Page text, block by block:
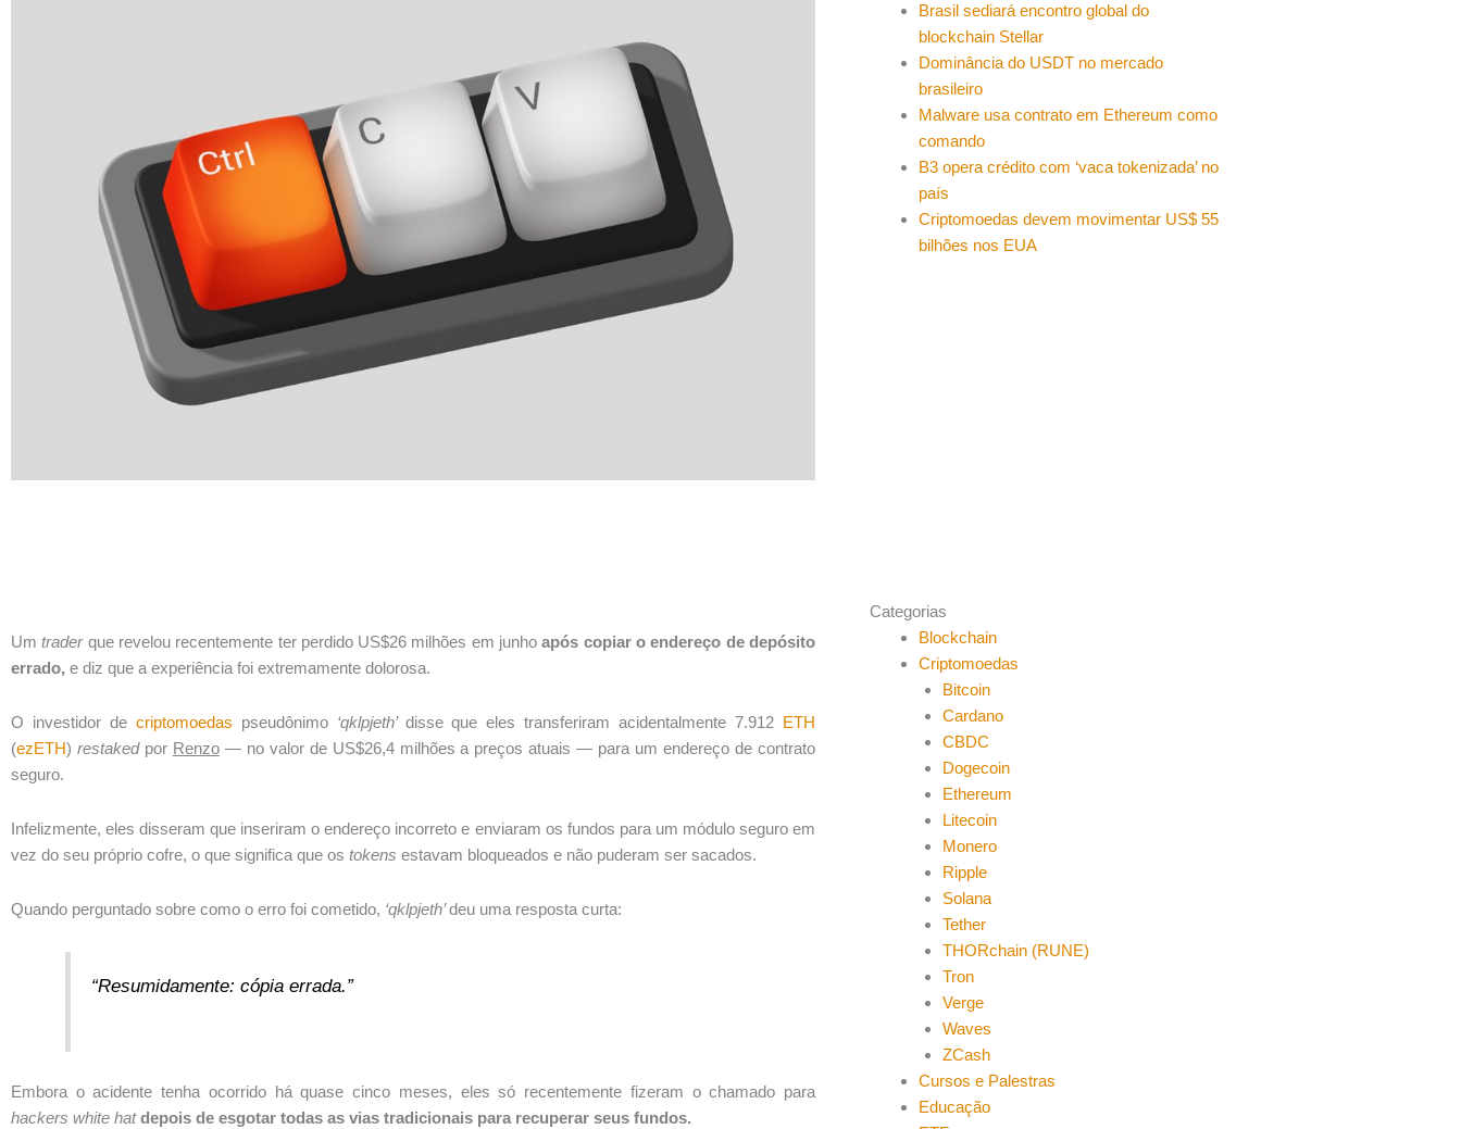
Umtraderque revelou recentemente ter perdido US$26 milhões em junhoapós copiar o endereço de depósito
errado, e diz que a experiência foi extremamente dolorosa.
O investidor de criptomoedas pseudônimo ‘qklpjeth’ disse que eles transferiram acidentalmente 7.912 ETH
(ezETH) restakedpor Renzo— no valor de US$26,4 milhões a preços atuais — para um endereço de contrato
seguro.
Infelizmente, eles disseram que inseriram o endereço incorreto e enviaram os fundos para um módulo seguro em
vez do seu próprio cofre, o que significa que os tokens estavam bloqueados e não puderam ser sacados.
Quando perguntado sobre como o erro foi cometido, ‘qklpjeth’deu uma resposta curta:
“Resumidamente: cópia errada.”
Embora o acidente tenha ocorrido há quase cinco meses, eles só recentemente fizeram o chamado para
hackers white hat depois de esgotar todas as vias tradicionais para recuperar seus fundos.
Brasil sediará encontro global do
blockchain Stellar
Dominância do USDT no mercado
brasileiro
Malware usa contrato em Ethereum como
comando
B3 opera crédito com ‘vaca tokenizada’ no
país
Criptomoedas devem movimentar US$ 55
bilhões nos EUA
Categorias
Blockchain
Criptomoedas
Bitcoin
Cardano
CBDC
Dogecoin
Ethereum
Litecoin
Monero
Ripple
Solana
Tether
THORchain (RUNE)
Tron
Verge
Waves
ZCash
Cursos e Palestras
Educação